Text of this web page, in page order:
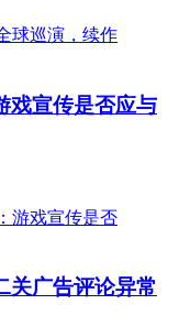
戏宣传是否应与
关广告评论异常